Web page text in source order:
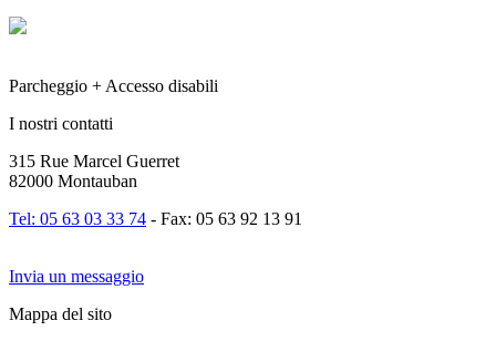
Parcheggio + Accesso disabili
I nostri contatti
315 Rue Marcel Guerret
82000 Montauban
Tel: 05 63 03 33 74 - Fax: 05 63 92 13 91
Invia un messaggio
Mappa del sito